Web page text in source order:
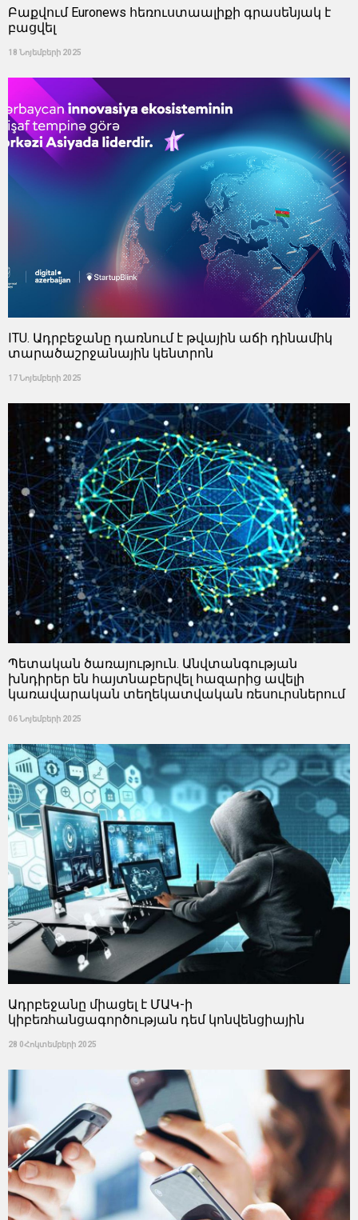
Բաքվում Euronews հեռուստաալիքի գրասենյակ է
բացվել
18 Նոյեմբերի 2025
ITU. Ադրբեջանը դառնում է թվային աճի դինամիկ
տարածաշրջանային կենտրոն
17 Նոյեմբերի 2025
Պետական ​​ծառայություն. Անվտանգության
խնդիրեր են հայտնաբերվել հազարից ավելի
կառավարական տեղեկատվական ռեսուրսներում
06 Նոյեմբերի 2025
Ադրբեջանը միացել է ՄԱԿ-ի
կիբեռհանցագործության դեմ կոնվենցիային
28 0Հոկտեմբերի 2025